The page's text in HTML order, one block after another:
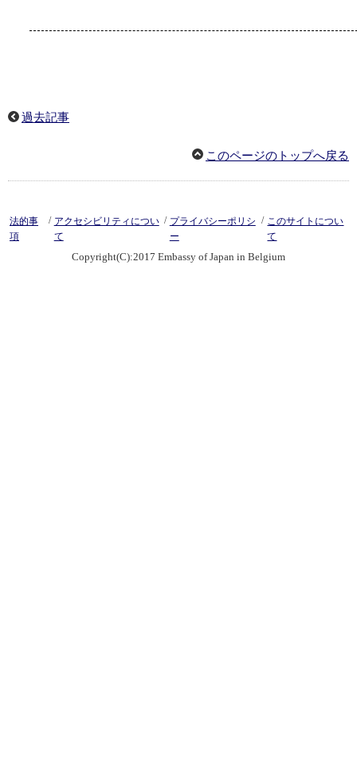
過去記事
このページのトップへ戻る
法的事
項
/ アクセシビリティについ
て
/ プライバシーポリシ
ー
/ このサイトについ
て
Copyright(C):2017 Embassy of Japan in Belgium